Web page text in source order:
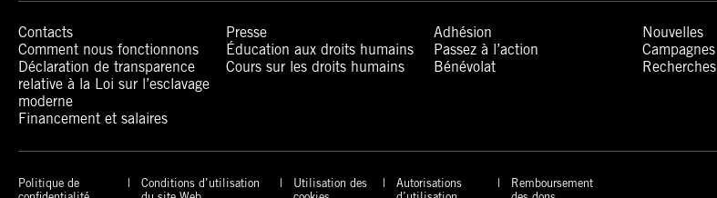
Contacts
Comment nous fonctionnons
Déclaration de transparence
relative à la Loi sur l’esclavage
moderne
Financement et salaires
Presse
Éducation aux droits humains
Cours sur les droits humains
Adhésion
Passez à l’action
Bénévolat
Nouvelles
Campagnes
Recherches
Politique de
Conditions d’utilisation
Utilisation des
Autorisations
Remboursement